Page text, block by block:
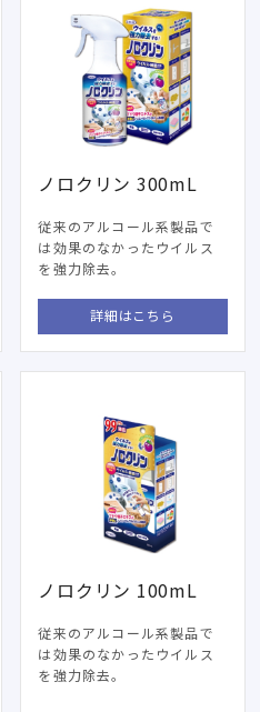
ノロクリン 300mL
従来のアルコール系製品で
は効果のなかったウイルス
を強力除去。
詳細はこちら
ノロクリン 100mL
従来のアルコール系製品で
は効果のなかったウイルス
を強力除去。